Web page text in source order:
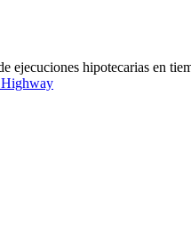
ejecuciones hipotecarias en